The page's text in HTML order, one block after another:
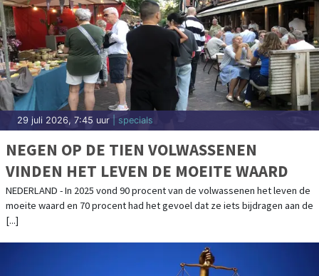
29 juli 2026, 7:45 uur | specials
NEGEN OP DE TIEN VOLWASSENEN
VINDEN HET LEVEN DE MOEITE WAARD
NEDERLAND - In 2025 vond 90 procent van de volwassenen het leven de
moeite waard en 70 procent had het gevoel dat ze iets bijdragen aan de
[...]